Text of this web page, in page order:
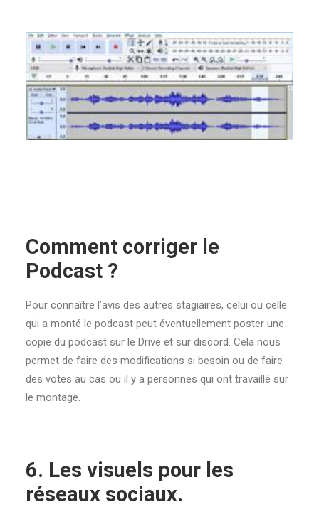
Comment corriger le
Podcast ?
Pour connaître l’avis des autres stagiaires, celui ou celle
qui a monté le podcast peut éventuellement poster une
copie du podcast sur le Drive et sur discord. Cela nous
permet de faire des modifications si besoin ou de faire
des votes au cas ou il y a personnes qui ont travaillé sur
le montage.
6. Les visuels pour les
réseaux sociaux.